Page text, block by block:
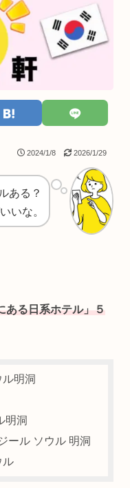
2024/1/8 2026/1/29
ある？
いな。
ある日系ホテル」５
明洞
明洞
ール ソウル 明洞
ル